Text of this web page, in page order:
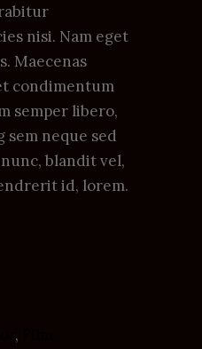
nisi. Nam eget
Maecenas
condimentum
semper libero,
sem neque sed
blandit vel,
id, lorem.
,